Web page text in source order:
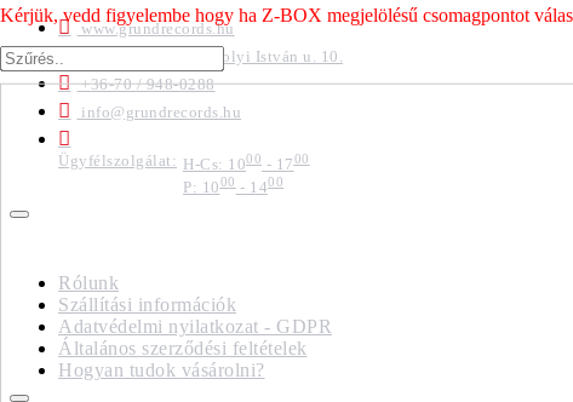
www.grundrecords.hu
1047 Budapest, Károlyi István u. 10.
+36-70 / 948-0288
info@grundrecords.hu
Ügyfélszolgálat: H-Cs: 1000 - 1700
P: 1000- 1400
Rólunk
Szállítási információk
Adatvédelmi nyilatkozat - GDPR
Általános szerződési feltételek
Hogyan tudok vásárolni?
Kérjük, vedd figyelembe hogy ha Z-BOX megjelölésű csomagpontot